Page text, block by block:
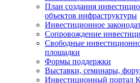
План создания
объектов инфраструктуры
Инвестиционное
Сопровождение
Свободные
площадки
Формы поддержки
Выставки, семинары,
Инвестиционный портал